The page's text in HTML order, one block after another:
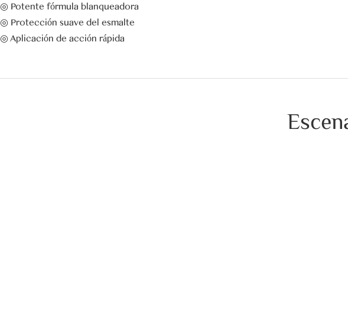
◎ Potente fórmula blanqueadora
◎ Protección suave del esmalte
◎ Aplicación de acción rápida